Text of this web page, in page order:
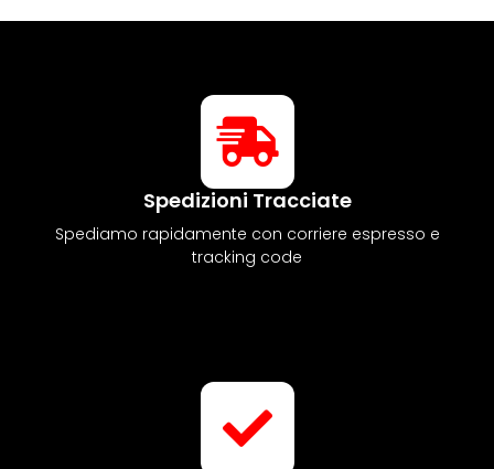
Spedizioni Tracciate
Spediamo rapidamente con corriere espresso e
tracking code